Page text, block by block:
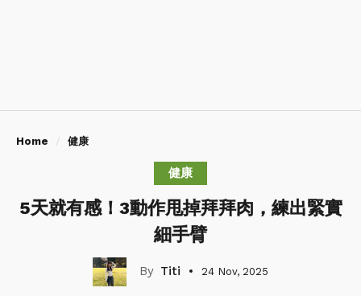
Home 健康
健康
5天就有感！3動作甩掉拜拜肉，練出緊實
細手臂
Titi 24 Nov, 2025